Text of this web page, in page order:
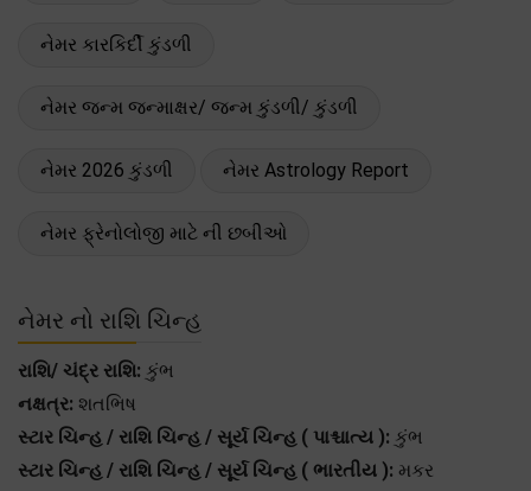
નેમર કારકિર્દી કુંડળી
નેમર જન્મ જન્માક્ષર/ જન્મ કુંડળી/ કુંડળી
નેમર 2026 કુંડળી નેમર Astrology Report
નેમર ફ્રેનોલોજી માટે ની છબીઓ
નેમર નો રાશિ ચિન્હ
રાશિ/ ચંદ્ર રાશિ: કુંભ
નક્ષત્ર: શતભિષ
સ્ટાર ચિન્હ / રાશિ ચિન્હ / સૂર્ય ચિન્હ ( પાશ્ચાત્ય ): કુંભ
સ્ટાર ચિન્હ / રાશિ ચિન્હ / સૂર્ય ચિન્હ ( ભારતીય ): મકર